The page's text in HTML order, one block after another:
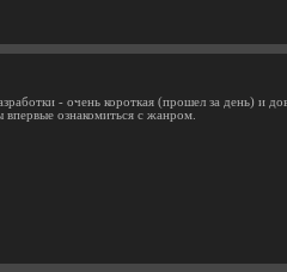
- очень короткая (прошел за день) и
ознакомиться с жанром.